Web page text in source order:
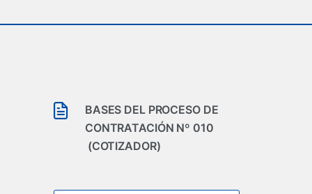
BASES DEL PROCESO DE
CONTRATACIÓN Nº 010
(COTIZADOR)